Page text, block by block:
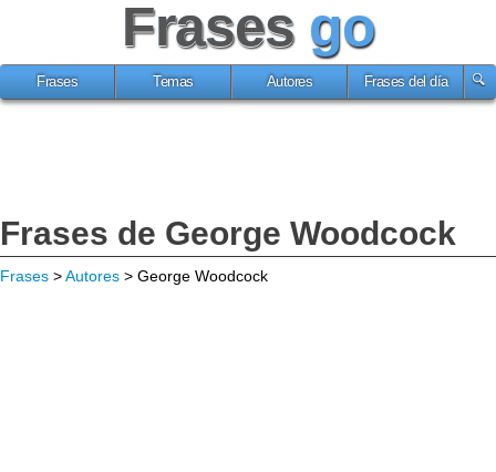
Frases go
Frases Temas Autores Frases del día
Frases de George Woodcock
Frases >Autores > George Woodcock